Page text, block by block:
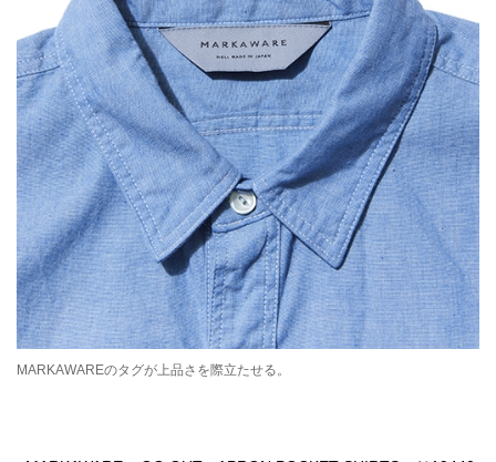
MARKAWAREのタグが上品さを際立たせる。